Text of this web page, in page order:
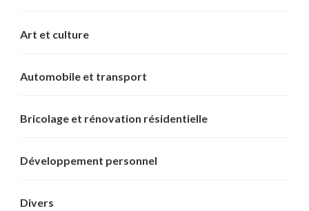
Art et culture
Automobile et transport
Bricolage et rénovation résidentielle
Développement personnel
Divers